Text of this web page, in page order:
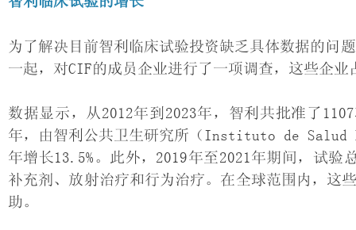
为了解决目前智利临床试验投资缺乏具体数据的
一起，对CIF的成员企业进行了一项调查，这些企业
数据显示，从2012年到2023年，智利共批准了
年，由智利公共卫生研究所（Instituto de Salud
年增长13.5%。此外，2019年至2021年期间，试验
补充剂、放射治疗和行为治疗。在全球范围内，这
助。